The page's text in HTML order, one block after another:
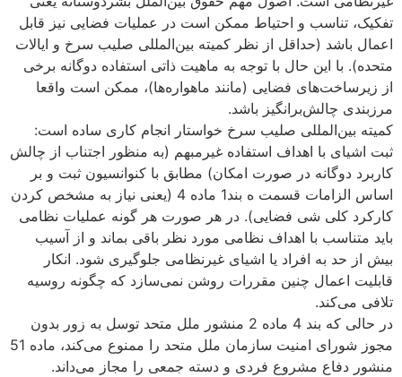
تفکیک، تناسب و احتیاط ممکن است در عملیات فضایی نیز قابل
اعمال باشد (حداقل از نظر کمیته بین‌المللی صلیب سرخ و ایالات
متحده). با این حال با توجه به ماهیت ذاتی استفاده دوگانه برخی
از زیرساخت‌های فضایی (مانند ماهواره‌ها)، ممکن است واقعا
مرزبندی چالش‌برانگیز باشد.
کمیته بین‌المللی صلیب سرخ خواستار انجام کاری ساده است:
ثبت اشیای با اهداف استفاده غیرمبهم (به منظور اجتناب از چالش
کاربرد دوگانه در صورت امکان) مطابق با کنوانسیون ثبت و بر
اساس الزامات قسمت ه بند1 ماده 4 (یعنی نیاز به مشخص کردن
کارکرد کلی شی فضایی). در هر صورت هر گونه عملیات نظامی
باید متناسب با اهداف نظامی مورد نظر باقی بماند و از آسیب
بیش از حد به افراد یا اشیای غیرنظامی جلوگیری شود. انکار
قابلیت اعمال چنین مقررات روشن نمی‌سازد که چگونه روسیه
تلافی می‌کند.
در حالی که بند 4 ماده 2 منشور ملل متحد توسل به زور بدون
مجوز شورای امنیت سازمان ملل متحد را ممنوع می‌کند، ماده 51
منشور دفاع مشروع فردی و دسته جمعی را مجاز می‌داند.